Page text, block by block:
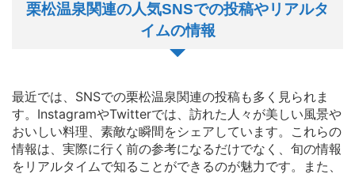
栗松温泉関連の人気SNSでの投稿やリアルタ
イムの情報
最近では、SNSでの栗松温泉関連の投稿も多く見られま
す。InstagramやTwitterでは、訪れた人々が美しい風景や
おいしい料理、素敵な瞬間をシェアしています。これらの
情報は、実際に行く前の参考になるだけでなく、旬の情報
をリアルタイムで知ることができるのが魅力です。また、